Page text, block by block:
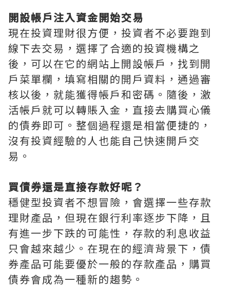
開設帳戶注入資金開始交易
現在投資理財很方便，投資者不必要跑到
線下去交易，選擇了合適的投資機構之
後，可以在它的網站上開設帳戶，找到開
戶菜單欄，填寫相關的開戶資料，通過審
核以後，就能獲得帳戶和密碼。隨後，激
活帳戶就可以轉賬入金，直接去購買心儀
的債券即可。整個過程還是相當便捷的，
沒有投資經驗的人也能自己快速開戶交
易。
買債券還是直接存款好呢？
穩健型投資者不想冒險，會選擇一些存款
理財產品，但現在銀行利率逐步下降，且
有進一步下跌的可能性，存款的利息收益
只會越來越少。在現在的經濟背景下，債
券產品可能要優於一般的存款產品，購買
債券會成為一種新的趨勢。